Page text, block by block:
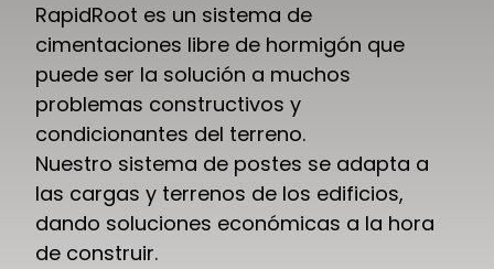
RapidRoot es un sistema de
cimentaciones libre de hormigón que
puede ser la solución a muchos
problemas constructivos y
condicionantes del terreno.
Nuestro sistema de postes se adapta a
las cargas y terrenos de los edificios,
dando soluciones económicas a la hora
de construir.